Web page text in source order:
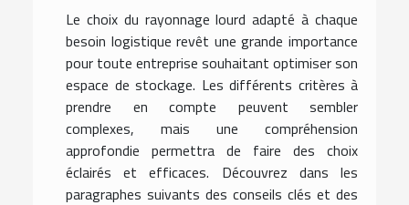
Le choix du rayonnage lourd adapté à chaque
besoin logistique revêt une grande importance
pour toute entreprise souhaitant optimiser son
espace de stockage. Les différents critères à
prendre en compte peuvent sembler
complexes, mais une compréhension
approfondie permettra de faire des choix
éclairés et efficaces. Découvrez dans les
paragraphes suivants des conseils clés et des